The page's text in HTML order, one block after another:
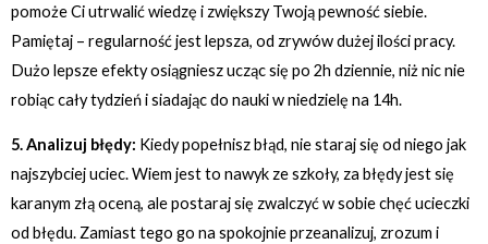
pomoże Ci utrwalić wiedzę i zwiększy Twoją pewność siebie.
Pamiętaj – regularność jest lepsza, od zrywów dużej ilości pracy.
Dużo lepsze efekty osiągniesz ucząc się po 2h dziennie, niż nic nie
robiąc cały tydzień i siadając do nauki w niedzielę na 14h.
5. Analizuj błędy: Kiedy popełnisz błąd, nie staraj się od niego jak
najszybciej uciec. Wiem jest to nawyk ze szkoły, za błędy jest się
karanym złą oceną, ale postaraj się zwalczyć w sobie chęć ucieczki
od błędu. Zamiast tego go na spokojnie przeanalizuj, zrozum i